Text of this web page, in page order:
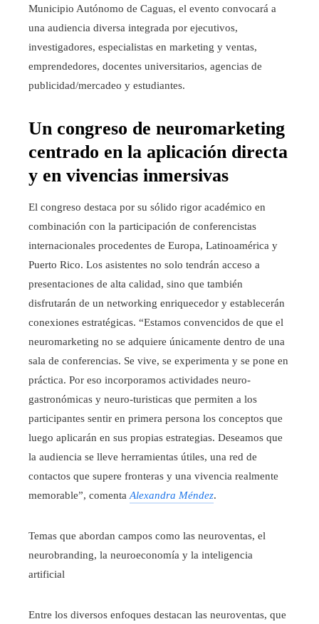
Municipio Autónomo de Caguas, el evento convocará a
una audiencia diversa integrada por ejecutivos,
investigadores, especialistas en marketing y ventas,
emprendedores, docentes universitarios, agencias de
publicidad/mercadeo y estudiantes.
Un congreso de neuromarketing
centrado en la aplicación directa
y en vivencias inmersivas
El congreso destaca por su sólido rigor académico en
combinación con la participación de conferencistas
internacionales procedentes de Europa, Latinoamérica y
Puerto Rico. Los asistentes no solo tendrán acceso a
presentaciones de alta calidad, sino que también
disfrutarán de un networking enriquecedor y establecerán
conexiones estratégicas. “Estamos convencidos de que el
neuromarketing no se adquiere únicamente dentro de una
sala de conferencias. Se vive, se experimenta y se pone en
práctica. Por eso incorporamos actividades neuro-
gastronómicas y neuro-turisticas que permiten a los
participantes sentir en primera persona los conceptos que
luego aplicarán en sus propias estrategias. Deseamos que
la audiencia se lleve herramientas útiles, una red de
contactos que supere fronteras y una vivencia realmente
memorable”, comentaAlexandra Méndez.
Temas que abordan campos como las neuroventas, el
neurobranding, la neuroeconomía y la inteligencia
artificial
Entre los diversos enfoques destacan las neuroventas, que